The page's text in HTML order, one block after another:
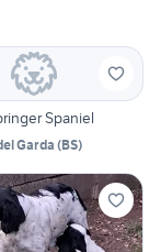
Spaniel
Garda(BS)